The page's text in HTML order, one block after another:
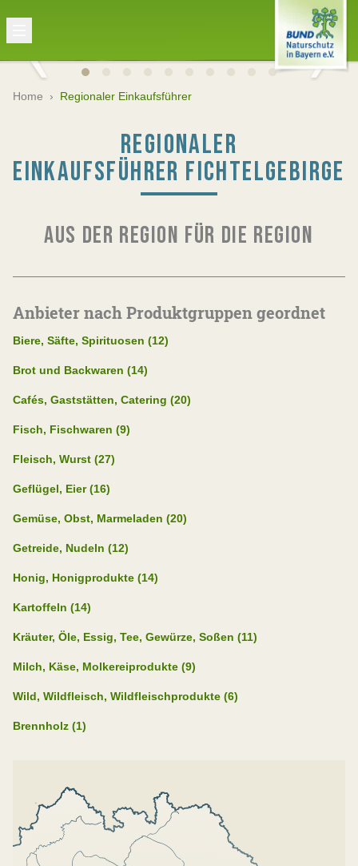
Home › Regionaler Einkaufsführer
REGIONALER
EINKAUFSFÜHRER FICHTELGEBIRGE
AUS DER REGION FÜR DIE REGION
Anbieter nach Produktgruppen geordnet
Biere, Säfte, Spirituosen (12)
Brot und Backwaren (14)
Cafés, Gaststätten, Catering (20)
Fisch, Fischwaren (9)
Fleisch, Wurst (27)
Geflügel, Eier (16)
Gemüse, Obst, Marmeladen (20)
Getreide, Nudeln (12)
Honig, Honigprodukte (14)
Kartoffeln (14)
Kräuter, Öle, Essig, Tee, Gewürze, Soßen (11)
Milch, Käse, Molkereiprodukte (9)
Wild, Wildfleisch, Wildfleischprodukte (6)
Brennholz (1)